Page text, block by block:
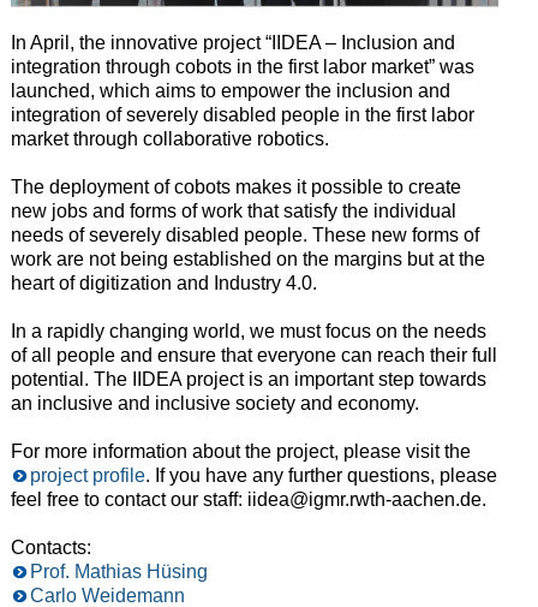
In April, the innovative project “IIDEA – Inclusion and
integration through cobots in the first labor market” was
launched, which aims to empower the inclusion and
integration of severely disabled people in the first labor
market through collaborative robotics.
The deployment of cobots makes it possible to create
new jobs and forms of work that satisfy the individual
needs of severely disabled people. These new forms of
work are not being established on the margins but at the
heart of digitization and Industry 4.0.
In a rapidly changing world, we must focus on the needs
of all people and ensure that everyone can reach their full
potential. The IIDEA project is an important step towards
an inclusive and inclusive society and economy.
For more information about the project, please visit the
project profile. If you have any further questions, please
feel free to contact our staff: iidea@igmr.rwth-aachen.de.
Contacts:
Prof. Mathias Hüsing
Carlo Weidemann